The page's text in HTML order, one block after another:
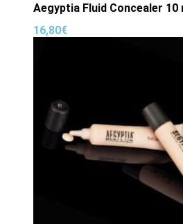
Aegyptia Fluid Concealer
16,80€